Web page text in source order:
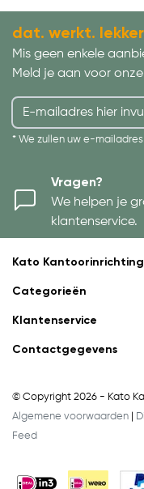
dat. werkt.
Mis geen enkele
Meld je aan voor
* We zullen uw e-
Vragen?
We helpen je
klantenservice.
Kato Kantoorinrichting
Categorieën
Klantenservice
Contactgegevens
© Copyright 2026 - Kato
Algemene voorwaarden
Feed